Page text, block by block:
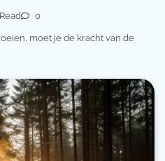
0
moet je de kracht van de